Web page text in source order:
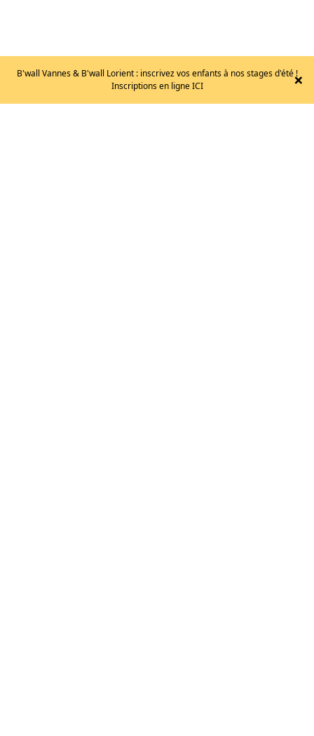
B'wall Vannes & B'wall Lorient : inscrivez vos enfants à nos stages d'été !
Inscriptions en ligne ICI
×